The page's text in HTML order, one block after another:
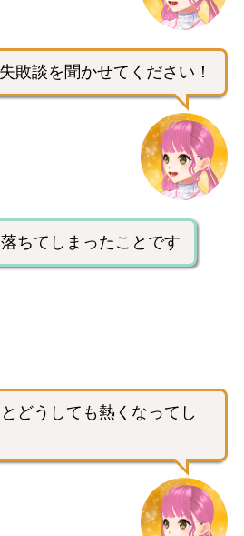
敗談を聞かせてください！
ちてしまったことです
どうしても熱くなってし